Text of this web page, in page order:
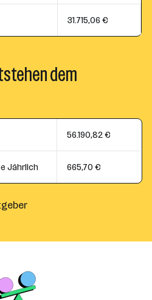
31.715,06 €
dem
56.190,82 €
Jährlich 665,70 €